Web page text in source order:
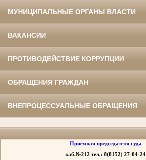
МУНИЦИПАЛЬНЫЕ ОРГАНЫ ВЛАСТИ
ВАКАНСИИ
ПРОТИВОДЕЙСТВИЕ КОРРУПЦИИ
ОБРАЩЕНИЯ ГРАЖДАН
ВНЕПРОЦЕССУАЛЬНЫЕ ОБРАЩЕНИЯ
Приемная председателя суда
каб.№212 тел.: 8(8152) 27-04-24